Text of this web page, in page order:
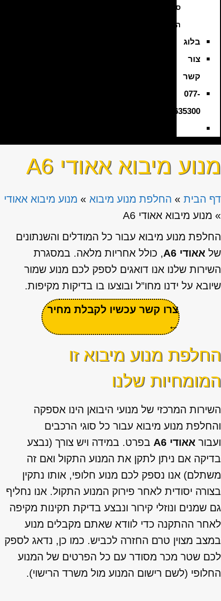
סוללה
היברידית
בלוג
צור
קשר
077-
3635300
מנוע מיבוא אאודי A6
דף הבית » החלפת מנוע מיבוא » מנוע מיבוא אאודי
» מנוע מיבוא אאודי A6
החלפת מנוע מיבוא עבור כל המודלים והשנתונים
של אאודי A6
, כולל אחריות מלאה. במסגרת
השירות שלנו אנו דואגים לספק לכם מנוע שמור
שיובא על ידנו מחו”ל ובוצעו בו בדיקות מקיפות.
צרו קשר עכשיו לקבלת מחיר
←
החלפת מנוע מיבוא זו
המומחיות שלנו
השירות המרכזי של מנועי היבואן הינו אספקה
והחלפת מנוע מיבוא עבור כל סוגי הרכבים
ועבור אאודי A6
בפרט. במידה ויש צורך (נבצע
בדיקה אם ניתן לתקן את המנוע התקול ואם זה
משתלם) אנו נספק לכם מנוע חלופי, אותו נתקין
בצורה יסודית לאחר פירוק המנוע התקול. אנו נחליף
גם שמנים ונוזלי קירור ונבצע בדיקת תקינות מקיפה
לאחר ההתקנה כדי לוודא שאתם מקבלים מנוע
במצב מצוין טרם החזרה לכביש. כמו כן, נדאג לספק
לכם שטר מכר מסודר עם כל הפרטים של המנוע
החלופי (לשם רישום המנוע מול משרד הרישוי).